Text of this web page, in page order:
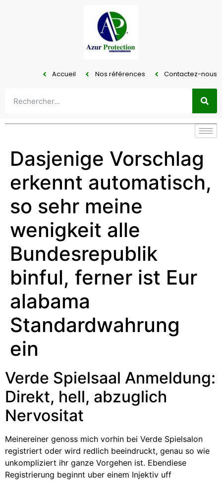
Accueil Nos références Contactez-nous
Dasjenige Vorschlag
erkennt automatisch,
so sehr meine
wenigkeit alle
Bundesrepublik
binful, ferner ist Eur
alabama
Standardwahrung
ein
Verde Spielsaal Anmeldung:
Direkt, hell, abzuglich
Nervositat
Meinereiner genoss mich vorhin bei Verde Spielsalon
registriert oder wird redlich beeindruckt, genau so wie
unkompliziert ihr ganze Vorgehen ist. Ebendiese
Registrierung beginnt uber einem Injektiv uff